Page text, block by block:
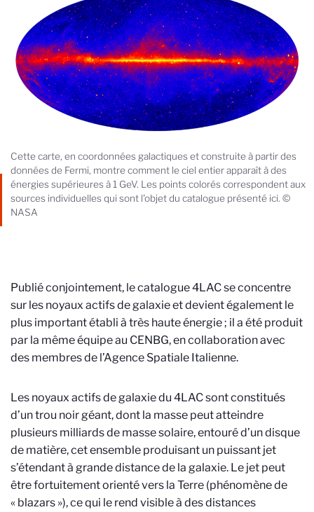
Cette carte, en coordonnées galactiques et construite à partir des
données de Fermi, montre comment le ciel entier apparaît à des
énergies supérieures à 1 GeV. Les points colorés correspondent aux
sources individuelles qui sont l'objet du catalogue présenté ici. ©
NASA
Publié conjointement, le catalogue 4LAC se concentre
sur les noyaux actifs de galaxie et devient également le
plus important établi à très haute énergie ; il a été produit
par la même équipe au CENBG, en collaboration avec
des membres de l’Agence Spatiale Italienne.
Les noyaux actifs de galaxie du 4LAC sont constitués
d’un trou noir géant, dont la masse peut atteindre
plusieurs milliards de masse solaire, entouré d’un disque
de matière, cet ensemble produisant un puissant jet
s’étendant à grande distance de la galaxie. Le jet peut
être fortuitement orienté vers la Terre (phénomène de
« blazars »), ce qui le rend visible à des distances